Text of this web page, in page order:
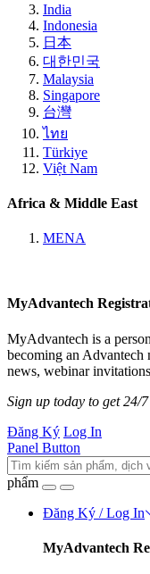
India
Indonesia
日本
대한민국
Malaysia
Singapore
台灣
ไทย
Türkiye
Việt Nam
Africa & Middle East
MENA
MyAdvantech
MyAdvantech is a
becoming an Advantech
news, webinar
Sign up today to get 24/
Đăng Ký Log In
Panel Button
phẩm
Đăng Ký / Log In
MyAdvantech